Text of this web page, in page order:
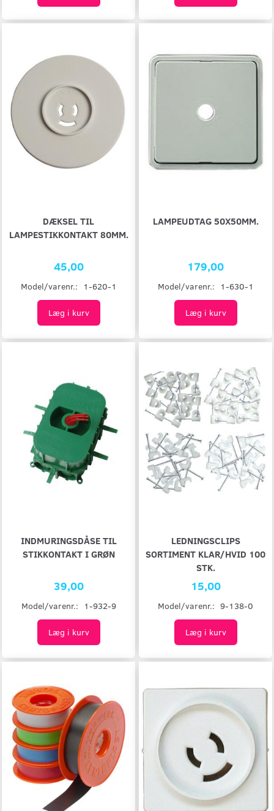
DÆKSEL TIL
LAMPESTIKKONTAKT 80MM.
45,00
Model/varenr.: 1-620-1
Læg i kurv
LAMPEUDTAG 50X50MM.
179,00
Model/varenr.: 1-630-1
Læg i kurv
INDMURINGSDÅSE TIL
STIKKONTAKT I GRØN
39,00
Model/varenr.: 1-932-9
Læg i kurv
LEDNINGSCLIPS
SORTIMENT KLAR/HVID 100
STK.
15,00
Model/varenr.: 9-138-0
Læg i kurv